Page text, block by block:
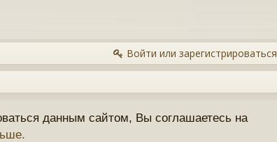
Войти или зарегистрироваться
данным сайтом, Вы соглашаетесь на